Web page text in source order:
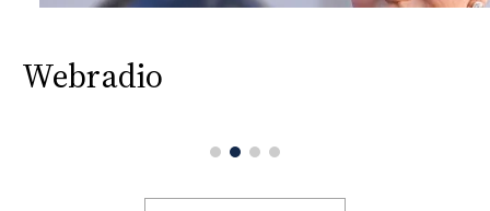
Webradio